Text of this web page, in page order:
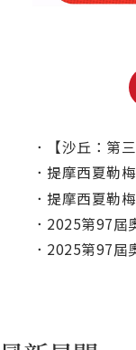
．
【沙丘：第三部】
． 提摩西夏勒梅打破
． 提摩西夏勒梅打破
． 2025第97屆
． 2025第97屆